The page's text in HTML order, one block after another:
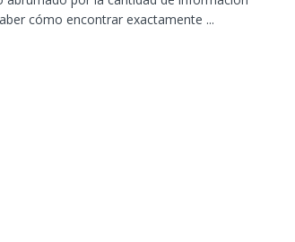
cómo encontrar exactamente ...